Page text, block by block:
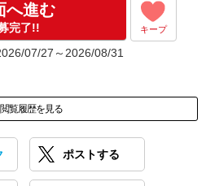
へ進む
完了!! キープ
07/27～2026/08/31
閲覧履歴を見る
ポストする